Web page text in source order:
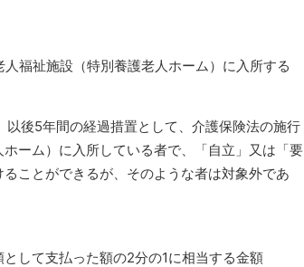
福祉施設（特別養護老人ホーム）に入所する
後5年間の経過措置として、介護保険法の施行
ーム）に入所している者で、「自立」又は「要
ことができるが、そのような者は対象外であ
して支払った額の2分の1に相当する金額